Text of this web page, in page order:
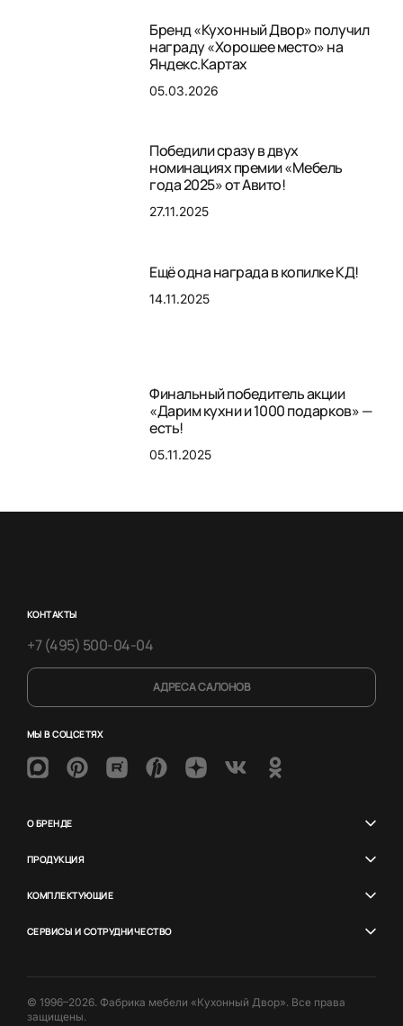
Бренд «Кухонный Двор» получил
награду «Хорошее место» на
Яндекс.Картах
05.03.2026
Победили сразу в двух
номинациях премии «Мебель
года 2025» от Авито!
27.11.2025
Ещё одна награда в копилке КД!
14.11.2025
Финальный победитель акции
«Дарим кухни и 1000 подарков» —
есть!
05.11.2025
КОНТАКТЫ
+7 (495) 500-04-04
АДРЕСА САЛОНОВ
МЫ В СОЦСЕТЯХ
О БРЕНДЕ
ПРОДУКЦИЯ
КОМПЛЕКТУЮЩИЕ
СЕРВИСЫ И СОТРУДНИЧЕСТВО
© 1996–2026. Фабрика мебели «Кухонный Двор». Все права
защищены.